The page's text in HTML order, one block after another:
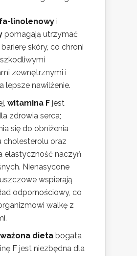
linolenowy i
pomagają utrzymać
skóry, co chroni
zewnętrznymi i
lepsze nawilżenie.
witamina F jest
zdrowia serca;
się do obniżenia
cholesterolu oraz
elastyczność naczyń
Nienasycone
wspierają
odpornościowy, co
walkę z
dieta bogata
F jest niezbędna dla